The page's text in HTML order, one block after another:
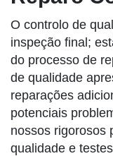
O controlo de
inspeção final;
do processo de
de qualidade
reparações
potenciais
nossos rigorosos
qualidade e